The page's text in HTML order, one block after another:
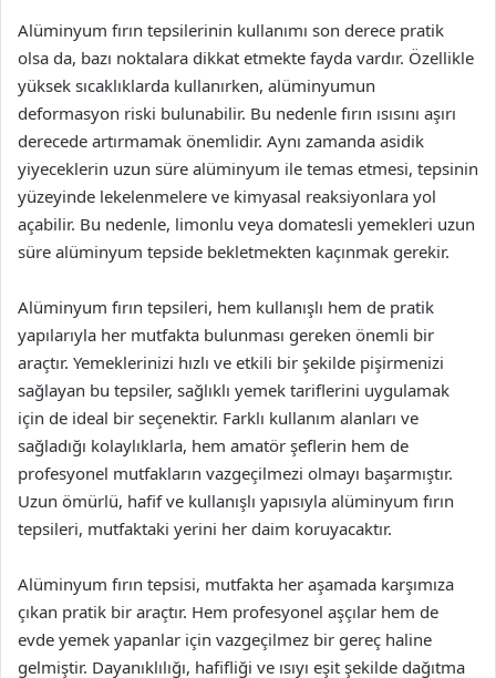
Alüminyum fırın tepsilerinin kullanımı son derece pratik
olsa da, bazı noktalara dikkat etmekte fayda vardır. Özellikle
yüksek sıcaklıklarda kullanırken, alüminyumun
deformasyon riski bulunabilir. Bu nedenle fırın ısısını aşırı
derecede artırmamak önemlidir. Aynı zamanda asidik
yiyeceklerin uzun süre alüminyum ile temas etmesi, tepsinin
yüzeyinde lekelenmelere ve kimyasal reaksiyonlara yol
açabilir. Bu nedenle, limonlu veya domatesli yemekleri uzun
süre alüminyum tepside bekletmekten kaçınmak gerekir.
Alüminyum fırın tepsileri, hem kullanışlı hem de pratik
yapılarıyla her mutfakta bulunması gereken önemli bir
araçtır. Yemeklerinizi hızlı ve etkili bir şekilde pişirmenizi
sağlayan bu tepsiler, sağlıklı yemek tariflerini uygulamak
için de ideal bir seçenektir. Farklı kullanım alanları ve
sağladığı kolaylıklarla, hem amatör şeflerin hem de
profesyonel mutfakların vazgeçilmezi olmayı başarmıştır.
Uzun ömürlü, hafif ve kullanışlı yapısıyla alüminyum fırın
tepsileri, mutfaktaki yerini her daim koruyacaktır.
Alüminyum fırın tepsisi, mutfakta her aşamada karşımıza
çıkan pratik bir araçtır. Hem profesyonel aşçılar hem de
evde yemek yapanlar için vazgeçilmez bir gereç haline
gelmiştir. Dayanıklılığı, hafifliği ve ısıyı eşit şekilde dağıtma